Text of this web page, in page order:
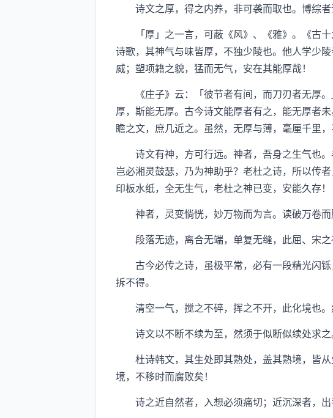
诗文之厚，得之内养，非可袭而取也。博综者
「厚」之一言，可蔽《风》、《雅》。《古十
诗歌，其神气与味皆厚，不独少陵也。他人学少
威；塑项籍之貌，猛而无气，安在其能厚哉！
《庄子》云：「彼节者有间，而刀刃者无厚。
厚，斯能无厚。古今诗文能厚者有之，能无厚者
瞻之文，庶几近之。虽然，无厚与薄，毫厘千里，
诗文有神，方可行远。神者，吾身之生气也。
岂必湘灵鼓瑟，乃为神助乎？老杜之诗，所以传
印板水纸，全无生气，老杜之神已变，安能久存！
神者，灵变惝恍，妙万物而为言。读破万卷而
段落无迹，离合无端，单复无缝，此屈、宋之
古今必传之诗，虽极平常，必有一段精光闪铄
拆不得。
清空一气，搅之不碎，挥之不开，此化境也。
诗文以不断不续为至，然须于似断似续处求之
杜诗韩文，其生处即其熟处，盖其熟境，皆从
境，不移时而腐败矣！
诗之近自然者，入想必须痛切；近沉深者，出